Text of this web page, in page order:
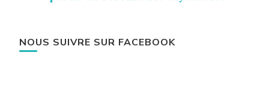
NOUS SUIVRE SUR FACEBOOK